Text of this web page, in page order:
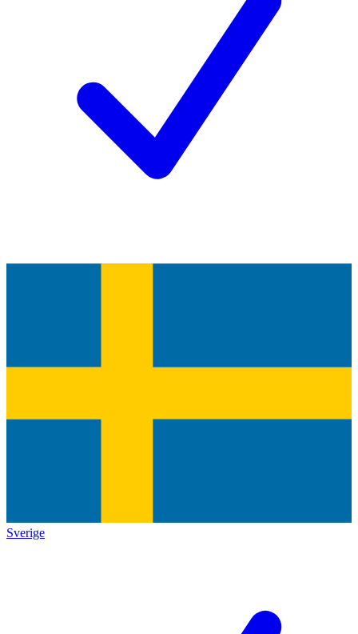
Sverige